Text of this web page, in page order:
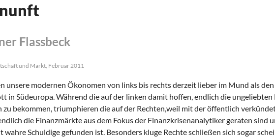
Flassbeck
und Markt, Februar 2011
unsere modernen Ökonomen von links bis rechts derzeit lieber im Mund als den
in Südeuropa. Während die auf der linken damit hoffen, endlich die ungeliebten
zu bekommen, triumphieren die auf der Rechten,weil mit der öffentlich
die Finanzmärkte aus dem Fokus der Finanzkrisenanalytiker geraten sind
wahre Schuldige gefunden ist. Besonders kluge Rechte schließen sich sogar